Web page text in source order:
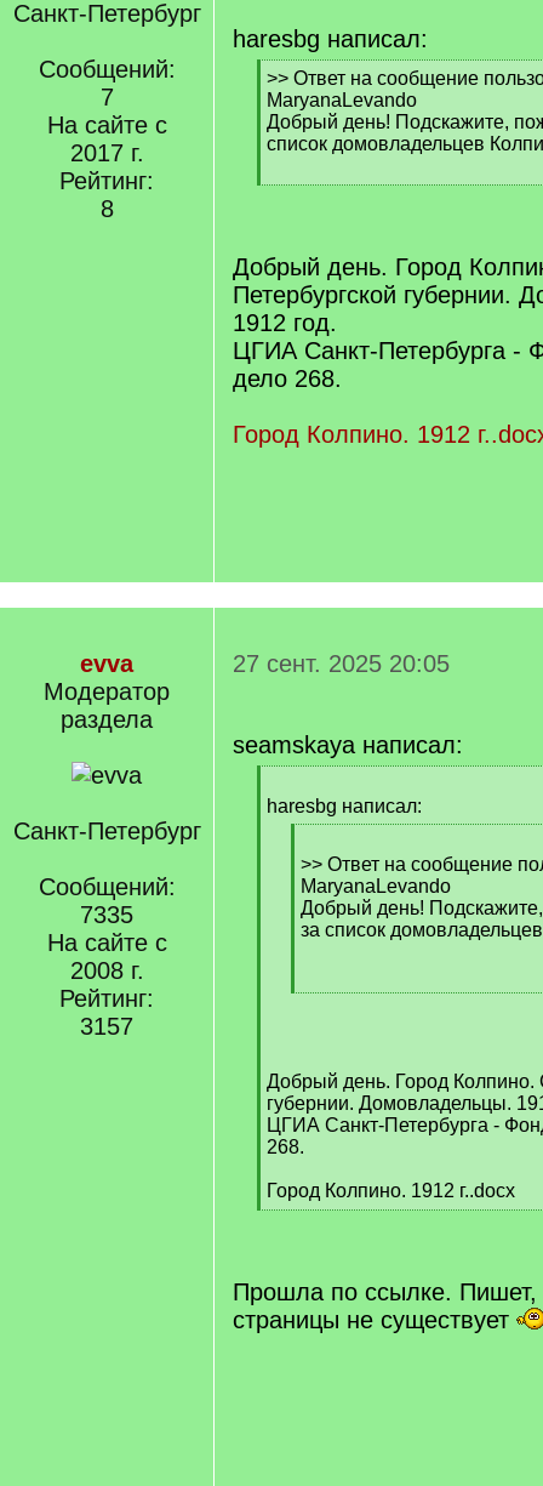
Санкт-Петербург
Сообщений:
7
На сайте с
2017 г.
Рейтинг:
8
haresbg написал:
[
q
]
>> Ответ на сообщение
MaryanaLevando
Добрый день! Подскажите,
список домовладельцев
[
]
Добрый день. Город
Петербургской губернии.
1912 год.
ЦГИА Санкт-Петербурга -
дело 268.
Город Колпино. 1912
evva
Модератор
раздела
Санкт-Петербург
Сообщений:
7335
На сайте с
2008 г.
Рейтинг:
3157
27 сент. 2025 20:05
seamskaya написал:
q
haresbg написал:
q
]
>> Ответ на сообщение
MaryanaLevando
Добрый день! Подскажите,
за список
[
Добрый день. Город Колпино.
губернии. Домовладельцы.
ЦГИА Санкт-Петербурга -
268.
Город Колпино. 1912 г..docx
[
Прошла по ссылке. Пишет,
страницы не существует